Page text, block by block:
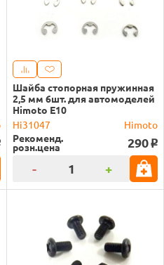
Шайба стопорная пружинная
2,5 мм 6шт. для автомоделей
Himoto E10
Hi31047
Himoto
Рекоменд.
розн.цена 290 o
- +